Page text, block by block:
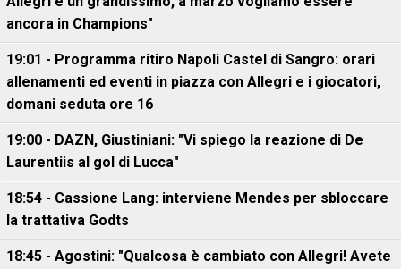
ancora in Champions"
19:01 - Programma ritiro Napoli Castel di Sangro: orari
allenamenti ed eventi in piazza con Allegri e i giocatori,
domani seduta ore 16
19:00 - DAZN, Giustiniani: "Vi spiego la reazione di De
Laurentiis al gol di Lucca"
18:54 - Cassione Lang: interviene Mendes per sbloccare
la trattativa Godts
18:45 - Agostini: "Qualcosa è cambiato con Allegri! Avete